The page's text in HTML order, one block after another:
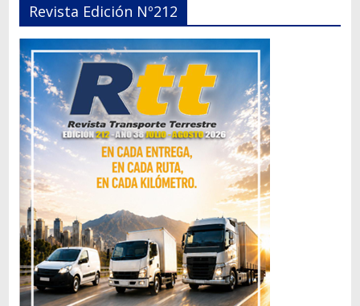
Revista Edición Nº212